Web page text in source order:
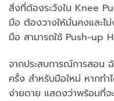
สิ่งที่ต้องระวังใน Knee
มือ ต้องวางให้มั่นคงและไ
มือ สามารถใช้ Push-up
จากประสบการณ์การสอน
ครั้ง สำหรับมือใหม่ หากทำ
ง่ายดาย แสดงว่าพร้อมที่จ